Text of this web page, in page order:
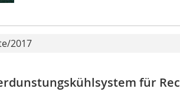
2017
für